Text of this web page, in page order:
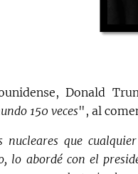
Donald
150 veces", al
nucleares que
lo abordé con el